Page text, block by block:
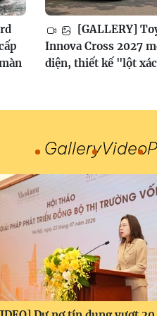
[GALLERY]
Innova Cross 2027
diện, thiết kế "lột
GalleryVideo